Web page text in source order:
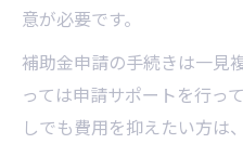
意が必要です。
補助金申請の手続きは一見
っては申請サポートを行っ
しでも費用を抑えたい方は